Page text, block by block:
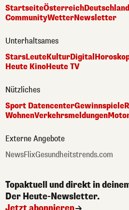
StartseiteÖsterreichDeutschland
CommunityWetterNewsletter
Unterhaltsames
StarsLeuteKulturDigital
Heute KinoHeute TV
Nützliches
Sport DatencenterGewinnspiele
WohnenVerkehrsmeldungen
Externe Angebote
NewsFlixGesundheitstrends.com
Topaktuell und direkt in
Der Heute-Newsletter.